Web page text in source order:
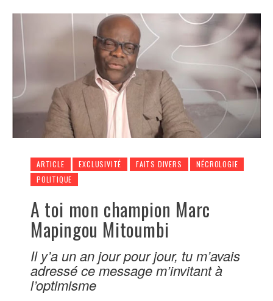
ARTICLE EXCLUSIVITÉ FAITS DIVERS
NÉCROLOGIE
POLITIQUE
A toi mon champion Marc
Mapingou Mitoumbi
Il y’a un an jour pour jour, tu m’avais
adressé ce message m’invitant à
l’optimisme